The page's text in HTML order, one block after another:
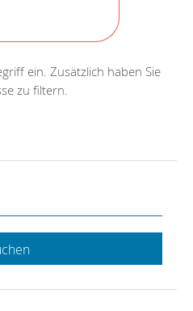
ein. Zusätzlich haben Sie
zu filtern.